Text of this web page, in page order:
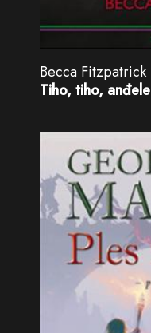
Becca Fitzpatrick
Tiho, tiho, anđele